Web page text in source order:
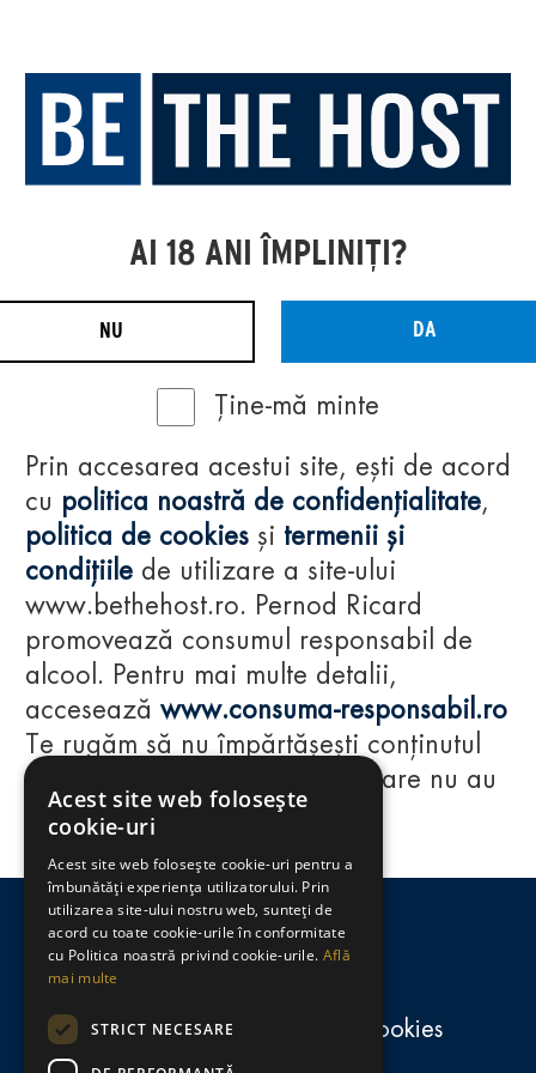
Regulamente
consumă-responsabil.ro
Politica de confidențialitate și cookies
AI 18 ANI ÎMPLINIȚI?
NU DA
Ține-mă minte
Prin accesarea acestui site, ești de acord
cu politica noastră de confidențialitate,
politica de cookies și termenii și
condițiile de utilizare a site-ului
www.bethehost.ro. Pernod Ricard
promovează consumul responsabil de
alcool. Pentru mai multe detalii,
accesează www.consuma-responsabil.ro
Te rugăm să nu împărtășești conținutul
acestui website cu persoane care nu au
împlinit vârsta de 18 ani.
Acest site web folosește
cookie-uri
Acest site web folosește cookie-uri pentru a
îmbunătăți experiența utilizatorului. Prin
utilizarea site-ului nostru web, sunteți de
acord cu toate cookie-urile în conformitate
cu Politica noastră privind cookie-urile. Află
mai multe
STRICT NECESARE